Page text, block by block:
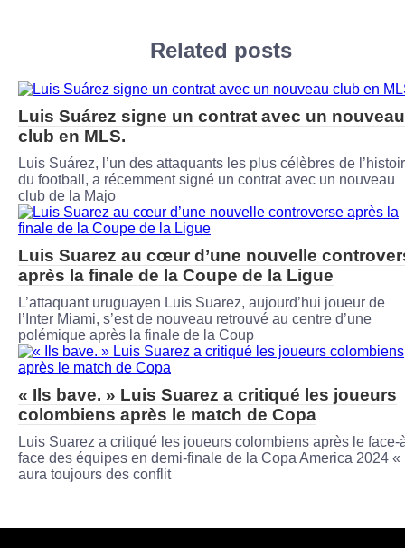
Related posts
Luis Suárez signe un contrat avec un nouveau
club en MLS.
Luis Suárez, l’un des attaquants les plus célèbres de
du football, a récemment signé un contrat avec un nouveau
club de la Majo
Luis Suarez au cœur d’une nouvelle
après la finale de la Coupe de la Ligue
L’attaquant uruguayen Luis Suarez, aujourd’hui joueur de
l’Inter Miami, s’est de nouveau retrouvé au centre d’une
polémique après la finale de la Coup
« Ils bave. » Luis Suarez a critiqué les joueurs
colombiens après le match de Copa
Luis Suarez a critiqué les joueurs colombiens après le face-
face des équipes en demi-finale de la Copa America 2024 «
aura toujours des conflit